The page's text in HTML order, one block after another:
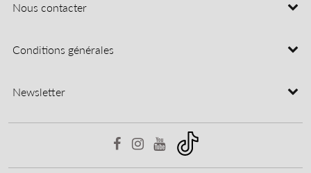
Nous contacter
Conditions générales
Newsletter